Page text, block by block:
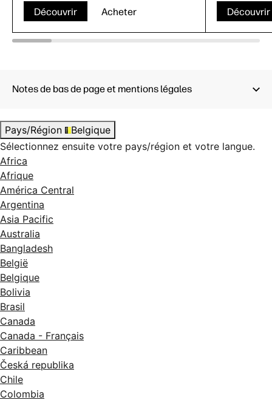
180 A1/h, 19,3s/A1
Qualité d'impression couleur
(optimale): Jusqu’à 2400 x 1200 ppp
Gigabit Ethernet (1000Base-T), Wi-
Fi (avec l’accessoire Jetdirect en
option), prenant en charge les
normes suivantes : TCP/IP,
BootP/DHCP (IPv4 uniquement),
DHCPv6, TFTP (IPv4 uniquement),
SNMP (v1, v2c, v3), compatible
serveur Web intégré (HTTP, HTTPS),
authentification 802.1 X (LEAP,
PEAP, EAP-TLS), DFS
Alimentation feuille à feuille,
par l'avant, commutation
Découvrir Acheter Découvrir
Notes de bas de page et mentions légales
Pays/Région
Belgique
Sélectionnez ensuite votre pays/région et votre langue.
Africa
Afrique
América Central
Argentina
Asia Pacific
Australia
Bangladesh
België
Belgique
Bolivia
Brasil
Canada
Canada - Français
Caribbean
Česká republika
Chile
Colombia